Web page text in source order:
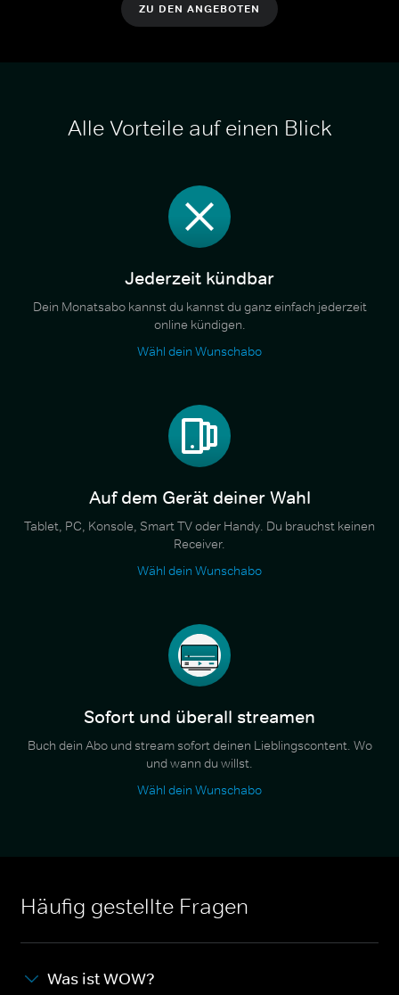
ZU DEN ANGEBOTEN
Alle Vorteile auf einen Blick
Jederzeit kündbar
Dein Monatsabo kannst du kannst du ganz einfach jederzeit
online kündigen.
Wähl dein Wunschabo
Auf dem Gerät deiner Wahl
Tablet, PC, Konsole, Smart TV oder Handy. Du brauchst keinen
Receiver.
Wähl dein Wunschabo
Sofort und überall streamen
Buch dein Abo und stream sofort deinen Lieblingscontent. Wo
und wann du willst.
Wähl dein Wunschabo
Häufig gestellte Fragen
Was ist WOW?